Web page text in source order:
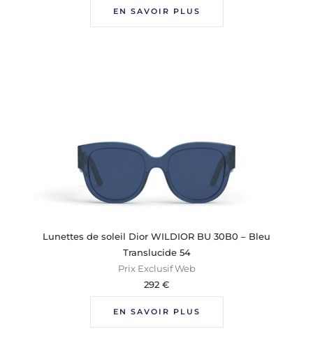
EN SAVOIR PLUS
Lunettes de soleil Dior WILDIOR BU 30B0 – Bleu
Translucide 54
Prix Exclusif Web
292 €
EN SAVOIR PLUS